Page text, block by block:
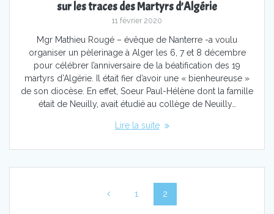
sur les traces des Martyrs d’Algérie
11 février 2020
Mgr Mathieu Rougé – évêque de Nanterre -a voulu
organiser un pèlerinage à Alger les 6, 7 et 8 décembre
pour célébrer l’anniversaire de la béatification des 19
martyrs d’Algérie. Il était fier d’avoir une « bienheureuse »
de son diocèse. En effet, Soeur Paul-Hélène dont la famille
était de Neuilly, avait étudié au collège de Neuilly…
Lire la suite
Page
1 Page
2